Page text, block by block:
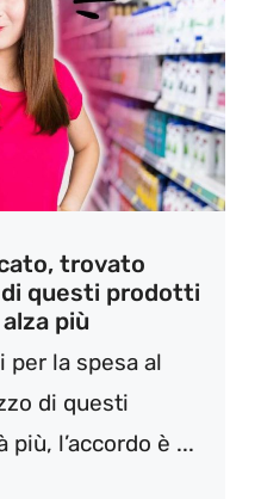
trovato
di questi prodotti
più
per la spesa al
di questi
l’accordo è ...